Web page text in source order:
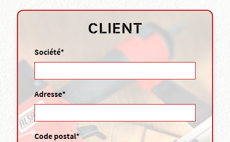
CLIENT
Société*
Adresse*
Code postal*